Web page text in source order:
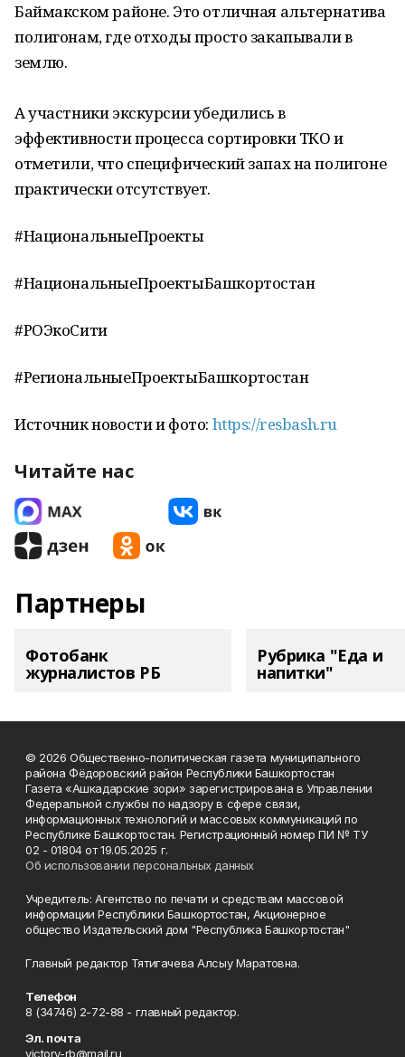
Баймакском районе. Это отличная альтернатива
полигонам, где отходы просто закапывали в
землю.
А участники экскурсии убедились в
эффективности процесса сортировки ТКО и
отметили, что специфический запах на полигоне
практически отсутствует.
#НациональныеПроекты
#НациональныеПроектыБашкортостан
#РОЭкоСити
#РегиональныеПроектыБашкортостан
Источник новости и фото: https://resbash.ru
Читайте нас
Партнеры
Фотобанк
журналистов РБ
Рубрика "Еда и
напитки"
© 2026 Общественно-политическая газета муниципального
района Фёдоровский район Республики Башкортостан
Газета «Ашкадарские зори» зарегистрирована в Управлении
Федеральной службы по надзору в сфере связи,
информационных технологий и массовых коммуникаций по
Республике Башкортостан. Регистрационный номер ПИ № ТУ
02 - 01804 от 19.05.2025 г.
Об использовании персональных данных
Учредитель: Агентство по печати и средствам массовой
информации Республики Башкортостан, Акционерное
общество Издательский дом "Республика Башкортостан"
Главный редактор Тятигачева Алсыу Маратовна.
Телефон
8 (34746) 2-72-88 - главный редактор.
Эл. почта
victory-rb@mail.ru